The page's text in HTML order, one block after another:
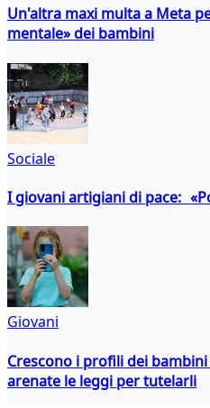
Un'altra maxi multa a Meta
mentale» dei bambini
Sociale
I giovani artigiani di pace:
Giovani
Crescono i profili dei
arenate le leggi per tutelarli